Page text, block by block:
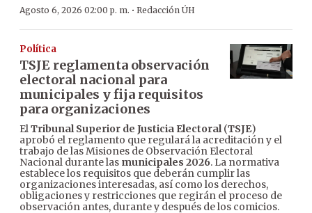
Agosto 6, 2026 02:00 p. m. · Redacción ÚH
Política
TSJE reglamenta observación
electoral nacional para
municipales y fija requisitos
para organizaciones
ElTribunal Superior de Justicia Electoral(TSJE)
aprobó el reglamento que regulará la acreditación y el
trabajo de las Misiones de Observación Electoral
Nacional durante las municipales 2026. La normativa
establece los requisitos que deberán cumplir las
organizaciones interesadas, así como los derechos,
obligaciones y restricciones que regirán el proceso de
observación antes, durante y después de los comicios.